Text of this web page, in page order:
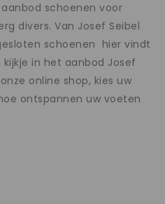
schoenen voor
divers. Van Josef Seibel
schoenen hier vindt
in het aanbod Josef
online shop, kies uw
ontspannen uw voeten